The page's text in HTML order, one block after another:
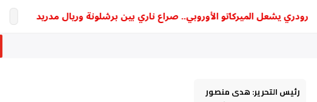
رودري يشعل الميركاتو الأوروبي.. صراع ناري بين برشلونة وريال مدريد
رئيس التحرير: هدى منصور